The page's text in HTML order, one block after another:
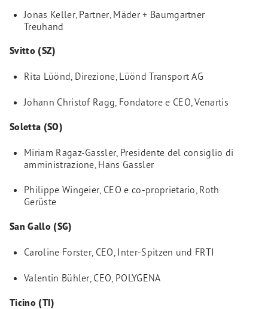
Jonas Keller, Partner, Mäder + Baumgartner
Treuhand
Svitto (SZ)
Rita Lüönd, Direzione, Lüönd Transport AG
Johann Christof Ragg, Fondatore e CEO, Venartis
Soletta (SO)
Miriam Ragaz-Gassler, Presidente del consiglio di
amministrazione, Hans Gassler
Philippe Wingeier, CEO e co-proprietario, Roth
Gerüste
San Gallo (SG)
Caroline Forster, CEO, Inter-Spitzen und FRTI
Valentin Bühler, CEO, POLYGENA
Ticino (TI)